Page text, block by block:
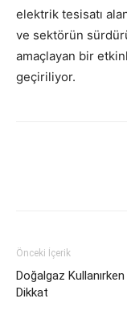
elektrik tesisatı
ve sektörün
amaçlayan bir
geçiriliyor.
Önceki İçerik
Doğalgaz
Dikkat